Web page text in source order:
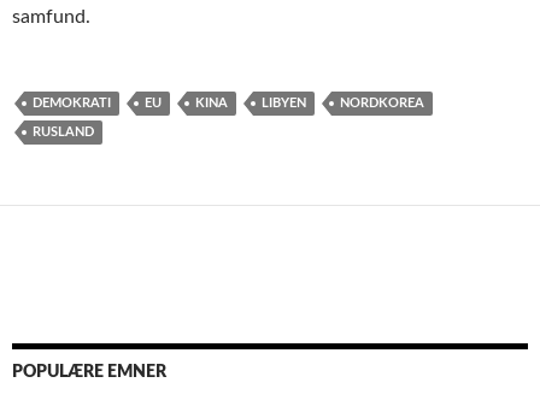
samfund.
DEMOKRATI EU KINA LIBYEN NORDKOREA
RUSLAND
POPULÆRE EMNER